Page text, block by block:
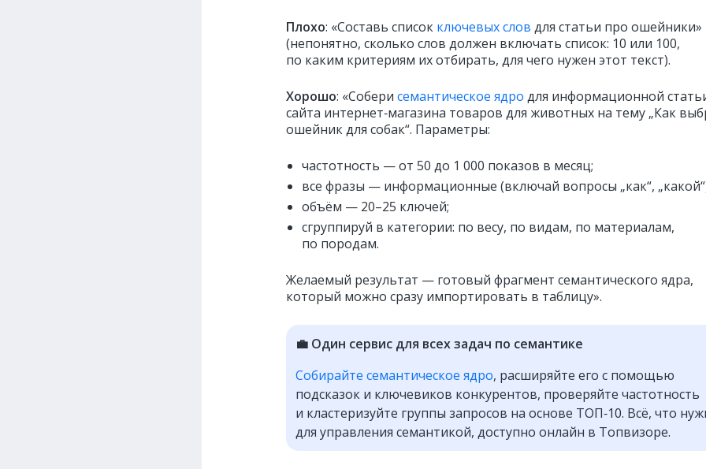
Плохо: «Составь список ключевых слов для статьи про ошейники»
(непонятно, сколько слов должен включать список: 10 или 100,
по каким критериям их отбирать, для чего нужен этот текст).
Хорошо: «Собери семантическое ядро для информационной
сайта интернет‑магазина товаров для животных на тему „Как
ошейник для собак“. Параметры:
частотность — от 50 до 1 000 показов в месяц;
все фразы — информационные (включай вопросы „как“,
объём — 20–25 ключей;
сгруппируй в категории: по весу, по видам, по материалам,
по породам.
Желаемый результат — готовый фрагмент семантического ядра,
который можно сразу импортировать в таблицу».
💼 Один сервис для всех задач по семантике
Собирайте семантическое ядро, расширяйте его с помощью
подсказок и ключевиков конкурентов, проверяйте частотность
и кластеризуйте группы запросов на основе ТОП‑10. Всё, что
для управления семантикой, доступно онлайн в Топвизоре.